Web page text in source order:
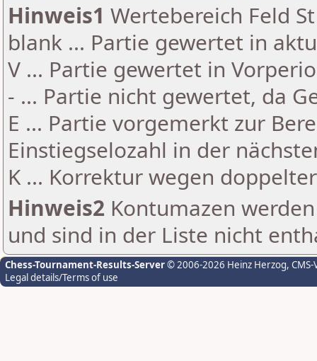
Hinweis1 Wertebereich Feld
blank ... Partie gewertet in
V ... Partie gewertet in
- ... Partie nicht gewertet, da
E ... Partie vorgemerkt zur
Einstiegselozahl in der
K ... Korrektur wegen
Hinweis2 Kontumazen
und sind in der Liste nicht
Chess-Tournament-Results-Server© 2006-2026 Heinz Herzog,
Legal details/Terms of use